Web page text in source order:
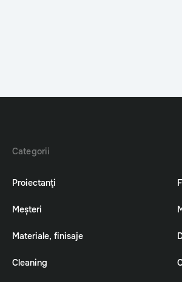
Categorii
Proiectanţi
Meșteri
Materiale, finisaje
Cleaning